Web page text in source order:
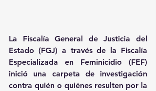
La Fiscalía General de Justicia del
Estado (FGJ) a través de la Fiscalía
Especializada en Feminicidio (FEF)
inició una carpeta de investigación
contra quién o quiénes resulten por la